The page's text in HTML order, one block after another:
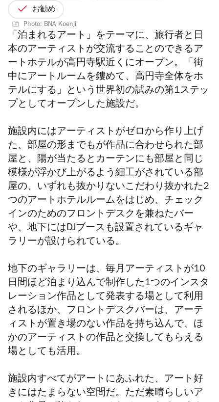
星
中
お勧め
Photo: BNA Koenji
「泊まれるアート」をテーマに、旅行者と日
本のアーティストが交流することのできるア
ートホテルが高円寺駅近くにオープン。「街
中にアートルームを鏤めて、高円寺全体をホ
テルにする」という世界初の試みの第1ステッ
プとしてオープンした施設だ。
施設内にはアーティストがゼロから作り上げ
た、 部屋の形までもが作品に合わせられた部
屋と、
陽が当たるとカーテンにも部屋と同じ
模様が浮かび上がるよう細工がされている部
屋の、 いずれも抜かりないこだわり抜かれた2
つのアートホテルルームをはじめ、 チェック
インのためのフロントデスクを兼ねたバー
や、地下にはDJブースも設置されているギャ
ラリーが設けられている。
地下のギャラリーは、毎月アーティストが10
日間ほど泊まり込んで制作した1つのインスタ
レーション作品として発表する場として利用
されるほか、フロントデスクバーは、アーテ
ィストが置き場のない作品を持ち込んで、ほ
かのアーティストの作品と交換してもらえる
場としても活用。
施設内すべてがアートにあふれた、アート好
きにはたまらない空間だ。ただ素晴らしいア